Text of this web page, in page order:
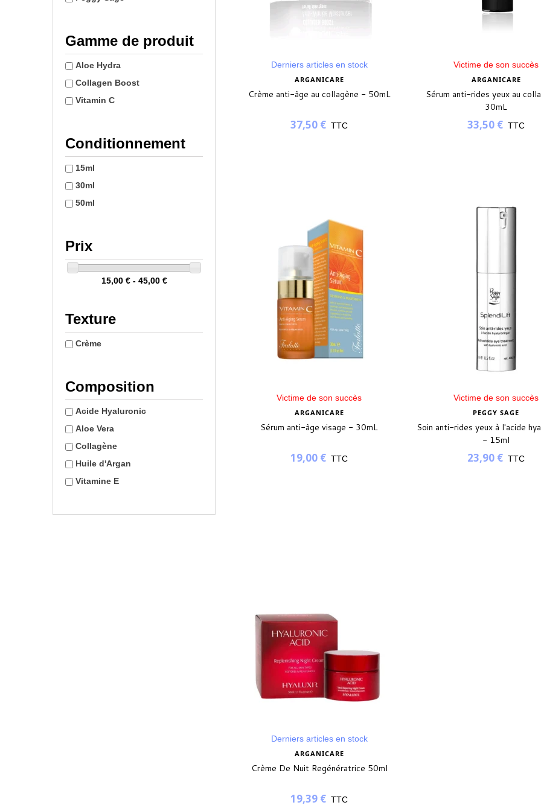
Gamme de produit
Aloe Hydra
Collagen Boost
Vitamin C
Conditionnement
15ml
30ml
50ml
Prix
15,00 € - 45,00 €
Texture
Crème
Composition
Acide Hyaluronic
Aloe Vera
Collagène
Huile d'Argan
Vitamine E
Derniers articles en stock
ARGANICARE
Crème anti-âge au collagène - 50mL
37,50 € TTC
Victime de son succès
ARGANICARE
Sérum anti-rides yeux au
30mL
33,50 € TTC
Victime de son succès
ARGANICARE
Sérum anti-âge visage - 30mL
19,00 € TTC
Victime de son succès
PEGGY SAGE
Soin anti-rides yeux à l'acide
- 15ml
23,90 € TTC
Derniers articles en stock
ARGANICARE
Crème De Nuit Regénératrice 50ml
19,39 € TTC